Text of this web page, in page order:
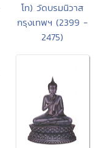
โท) วัดบรมนิวาส
กรุงเทพฯ (2399 -
2475)